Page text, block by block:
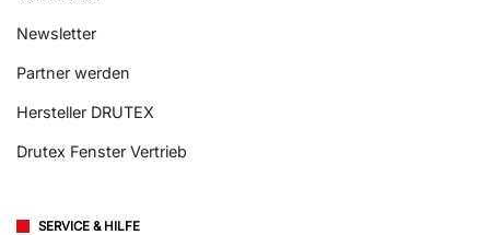
Newsletter
Partner werden
Hersteller DRUTEX
Drutex Fenster Vertrieb
SERVICE & HILFE